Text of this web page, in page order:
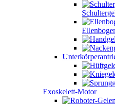
Exoskelett-Motor